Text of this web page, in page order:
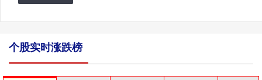
个股实时涨跌榜